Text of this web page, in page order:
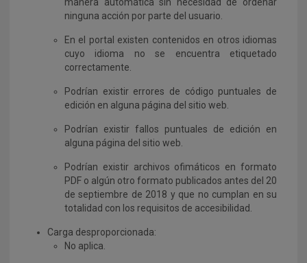
ninguna acción por parte del usuario.
En el portal existen contenidos en otros idiomas
cuyo idioma no se encuentra etiquetado
correctamente.
Podrían existir errores de código puntuales de
edición en alguna página del sitio web.
Podrían existir fallos puntuales de edición en
alguna página del sitio web.
Podrían existir archivos ofimáticos en formato
PDF o algún otro formato publicados antes del 20
de septiembre de 2018 y que no cumplan en su
totalidad con los requisitos de accesibilidad.
Carga desproporcionada:
No aplica.